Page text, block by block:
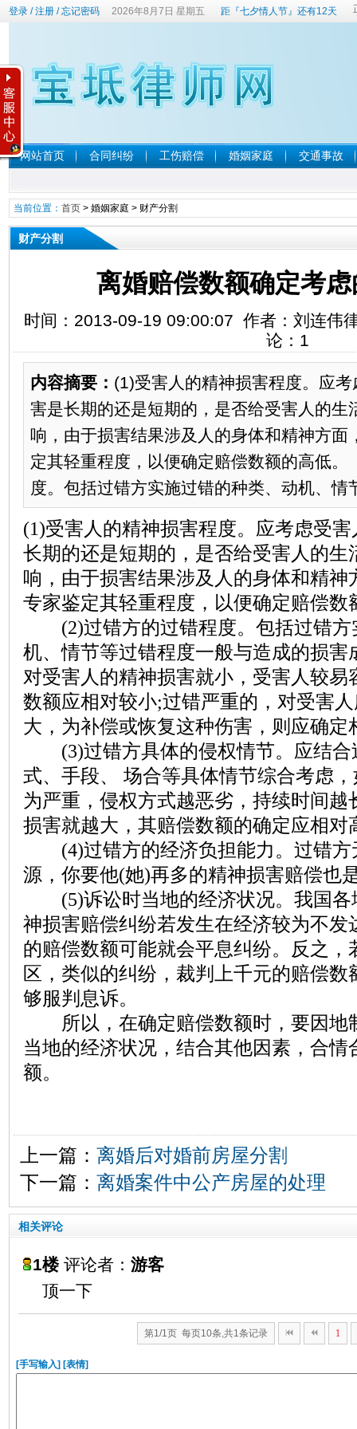
登录/注册/忘记密码 2026年8月7日 星期五 距『七夕情人节』还有12天
网站首页 合同纠纷 工伤赔偿 婚姻家庭 交通事故
当前位置： 首页> 婚姻家庭 > 财产分割
财产分割
离婚赔偿数额确定考
时间：2013-09-19 09:00:07 作者：刘连伟
论： 1
内容摘要： (1)受害人的精神损害程度。应
害是长期的还是短期的，是否给受害人的生
响，由于损害结果涉及人的身体和精神方面
定其轻重程度，以便确定赔偿数额的高
度。包括过错方实施过错的种类、动机、情
(1)受害人的精神损害程度。应考虑受
长期的还是短期的，是否给受害人的生
响，由于损害结果涉及人的身体和精神
专家鉴定其轻重程度，以便确定赔偿数
(2)过错方的过错程度。包括过错方
机、情节等过错程度一般与造成的损害
对受害人的精神损害就小，受害人较易
数额应相对较小;过错严重的，对受害
大，为补偿或恢复这种伤害，则应确定
(3)过错方具体的侵权情节。应结合
式、手段、 场合等具体情节综合考虑
为严重，侵权方式越恶劣，持续时间越
损害就越大，其赔偿数额的确定应相对
(4)过错方的经济负担能力。过错方
源，你要他(她)再多的精神损害赔偿也
(5)诉讼时当地的经济状况。我国各
神损害赔偿纠纷若发生在经济较为不发
的赔偿数额可能就会平息纠纷。反之，
区，类似的纠纷，裁判上千元的赔偿
够服判息诉。
所以，在确定赔偿数额时，要因地
当地的经济状况，结合其他因素，合情
额。
上一篇： 离婚后对婚前房屋分割
下一篇： 离婚案件中公产房屋的处理
相关评论
1楼评论者： 游客
顶一下
第1/1页 每页10条,共1条记录 1
[手写输入] [表情]